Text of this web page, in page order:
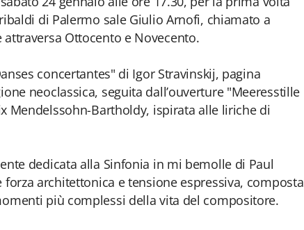
di Palermo sale Giulio Arnofi, chiamato a
Ottocento e Novecento.
concertantes" di Igor Stravinskij, pagina
neoclassica, seguita dall’ouverture "Meeresstille
Mendelssohn-Bartholdy, ispirata alle liriche di
dedicata alla Sinfonia in mi bemolle di Paul
architettonica e tensione espressiva, composta
più complessi della vita del compositore.